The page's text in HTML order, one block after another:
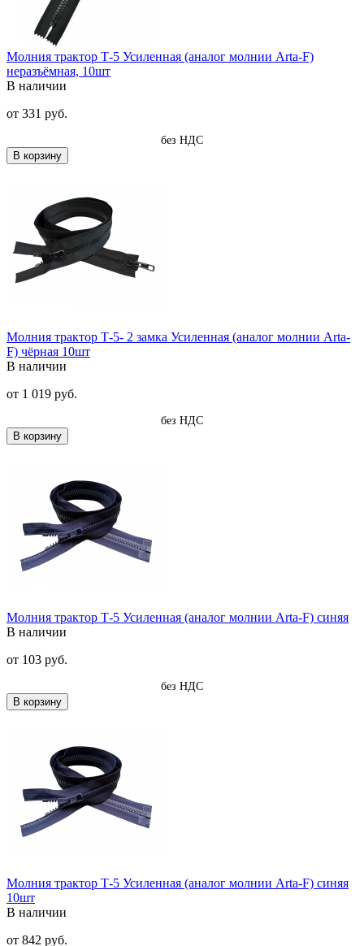
Молния трактор Т-5 Усиленная (аналог молнии Arta-F)
неразъёмная, 10шт
В наличии
от 331 руб.
без НДС
В корзину
Молния трактор Т-5- 2 замка Усиленная (аналог молнии Arta-
F) чёрная 10шт
В наличии
от 1 019 руб.
без НДС
В корзину
Молния трактор Т-5 Усиленная (аналог молнии Arta-F) синяя
В наличии
от 103 руб.
без НДС
В корзину
Молния трактор Т-5 Усиленная (аналог молнии Arta-F) синяя
10шт
В наличии
от 842 руб.